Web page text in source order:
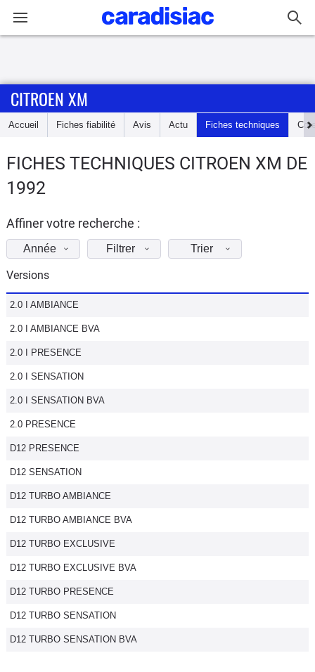
Accueil
Essais
d'achat
Electriques
Utilitaires
Flottes
Auto
Services
Forum
Marques
CITROEN XM
Accueil Fiches fiabilité Avis Actu Fiches techniques
FICHES TECHNIQUES CITROEN XM DE
1992
Affiner votre recherche :
Année Filtrer Trier
Versions
2.0 I AMBIANCE
2.0 I AMBIANCE BVA
2.0 I PRESENCE
2.0 I SENSATION
2.0 I SENSATION BVA
2.0 PRESENCE
D12 PRESENCE
D12 SENSATION
D12 TURBO AMBIANCE
D12 TURBO AMBIANCE BVA
D12 TURBO EXCLUSIVE
D12 TURBO EXCLUSIVE BVA
D12 TURBO PRESENCE
D12 TURBO SENSATION
D12 TURBO SENSATION BVA